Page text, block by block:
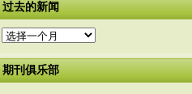
过去的新闻
过
的
新
期刊俱乐部